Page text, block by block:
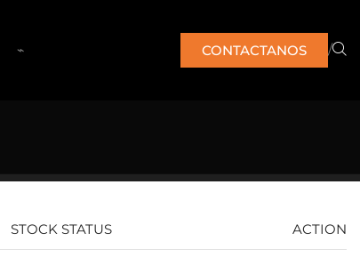
⌁ CONTACTANOS /
STOCK STATUS ACTION